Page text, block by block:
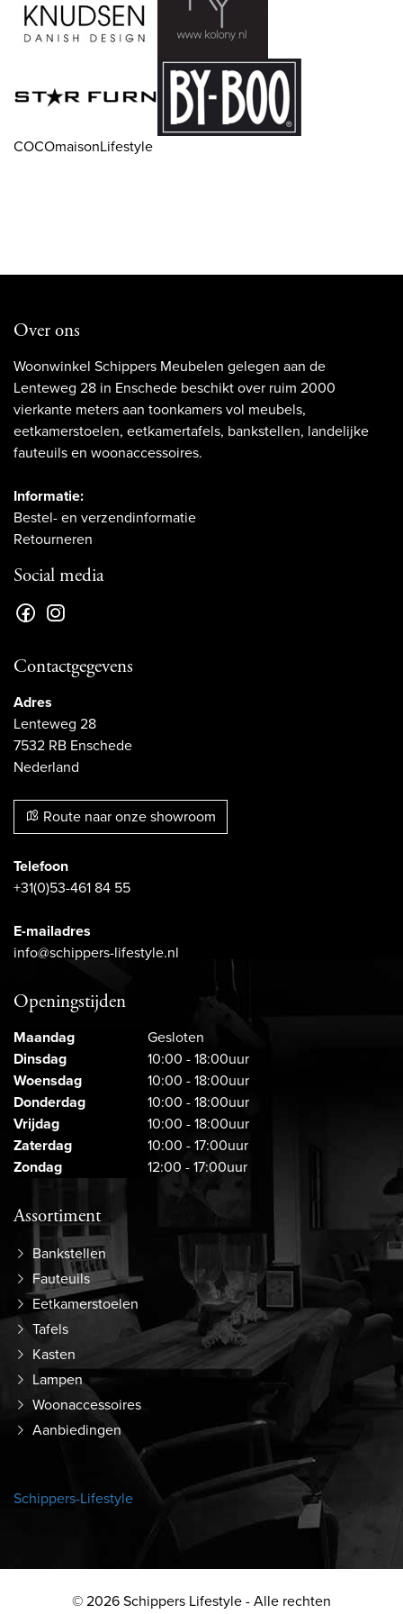
COCOmaisonLifestyle
Over ons
Woonwinkel Schippers Meubelen gelegen aan de
Lenteweg 28 in Enschede beschikt over ruim 2000
vierkante meters aan toonkamers vol meubels,
eetkamerstoelen, eetkamertafels, bankstellen, landelijke
fauteuils en woonaccessoires.
Informatie:
Bestel- en verzendinformatie
Retourneren
Social media
Contactgegevens
Adres
Lenteweg 28
7532 RB Enschede
Nederland
Route naar onze showroom
Telefoon
+31(0)53-461 84 55
E-mailadres
info@schippers-lifestyle.nl
Openingstijden
Maandag
Gesloten
Dinsdag
10:00 - 18:00uur
Woensdag
10:00 - 18:00uur
Donderdag
10:00 - 18:00uur
Vrijdag
10:00 - 18:00uur
Zaterdag
10:00 - 17:00uur
Zondag
12:00 - 17:00uur
Assortiment
Bankstellen
Fauteuils
Eetkamerstoelen
Tafels
Kasten
Lampen
Woonaccessoires
Aanbiedingen
Schippers-Lifestyle
© 2026 Schippers Lifestyle - Alle rechten